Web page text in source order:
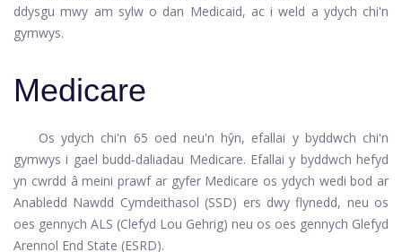
ddysgu mwy am sylw o dan Medicaid, ac i weld a ydych chi'n
gymwys.
Medicare
Os ydych chi'n 65 oed neu'n hŷn, efallai y byddwch chi'n
gymwys i gael budd-daliadau Medicare. Efallai y byddwch hefyd
yn cwrdd â meini prawf ar gyfer Medicare os ydych wedi bod ar
Anabledd Nawdd Cymdeithasol (SSD) ers dwy flynedd, neu os
oes gennych ALS (Clefyd Lou Gehrig) neu os oes gennych Glefyd
Arennol End State (ESRD).